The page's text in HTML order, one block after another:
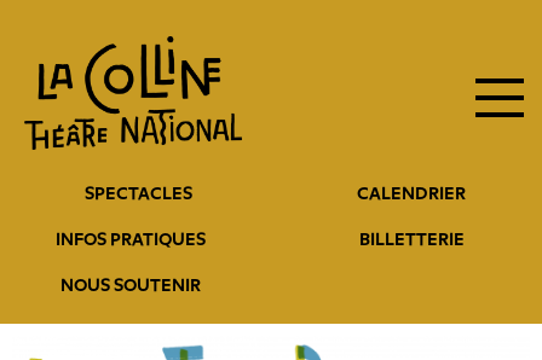
contenu
principal
entête
SPECTACLES CALENDRIER
INFOS PRATIQUES BILLETTERIE
NOUS SOUTENIR
principale